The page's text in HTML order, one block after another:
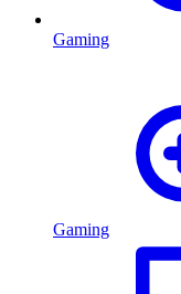
Gaming
Gaming